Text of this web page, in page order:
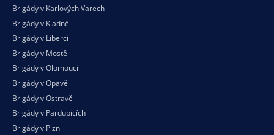
Brigády v Karlových Varech
Brigády v Kladně
Brigády v Liberci
Brigády v Mostě
Brigády v Olomouci
Brigády v Opavě
Brigády v Ostravě
Brigády v Pardubicích
Brigády v Plzni